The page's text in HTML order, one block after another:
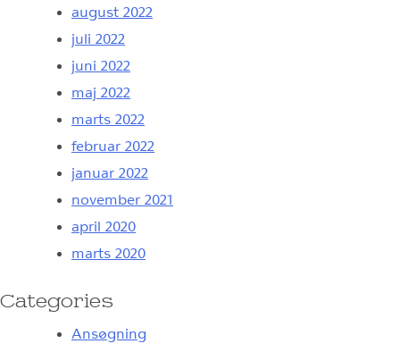
august 2022
juli 2022
juni 2022
maj 2022
marts 2022
februar 2022
januar 2022
november 2021
april 2020
marts 2020
Categories
Ansøgning